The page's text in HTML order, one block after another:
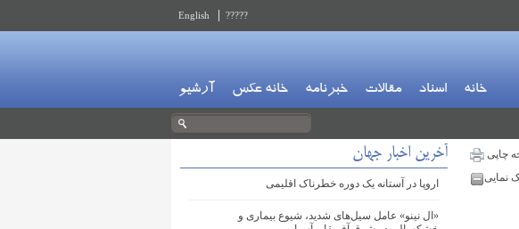
?????
English
خانه اسناد مقالات خبرنامه خانه عکس آرشیو
چاپی
نمایی
آخرین اخبار جهان
اروپا در آستانه یک دوره خطرناک اقلیمی
«ال نینو» عامل سیل‌های شدید، شیوع بیماری و